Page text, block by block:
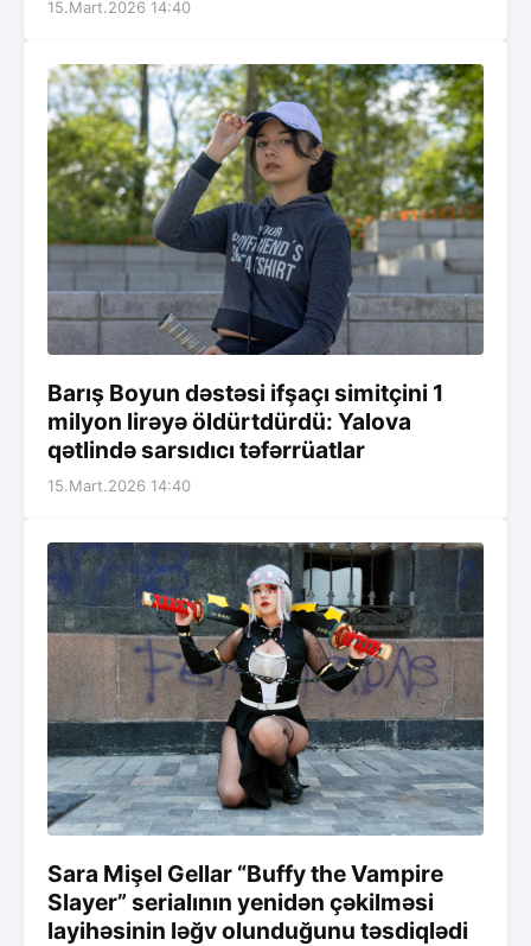
15.Mart.2026 14:40
Barış Boyun dəstəsi ifşaçı simitçini 1
milyon lirəyə öldürtdürdü: Yalova
qətlində sarsıdıcı təfərrüatlar
15.Mart.2026 14:40
Sara Mişel Gellar “Buffy the Vampire
Slayer” serialının yenidən çəkilməsi
layihəsinin ləğv olunduğunu təsdiqlədi